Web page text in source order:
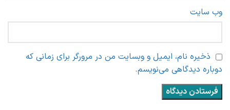
وب‌ سایت
ذخیره نام، ایمیل و وبسایت من در مرورگر برای زمانی که
دوباره دیدگاهی می‌نویسم.